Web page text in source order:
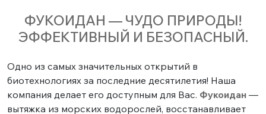
ФУКОИДАН — ЧУДО ПРИРОДЫ!
ЭФФЕКТИВНЫЙ И БЕЗОПАСНЫЙ.
Одно из самых значительных открытий в
биотехнологиях за последние десятилетия! Наша
компания делает его доступным для Вас. Фукоидан —
вытяжка из морских водорослей, восстанавливает